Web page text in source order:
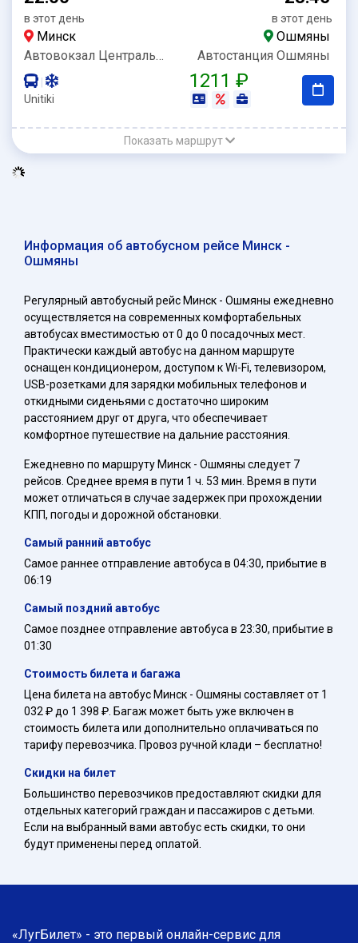
в этот день в этот день
Минск
Ошмяны
Автовокзал Центральный
Автостанция Ошмяны
Unitiki
1211 ₽
Показать маршрут
Информация об автобусном рейсе Минск -
Ошмяны
Регулярный автобусный рейс Минск - Ошмяны ежедневно
осуществляется на современных комфортабельных
автобусах вместимостью от 0 до 0 посадочных мест.
Практически каждый автобус на данном маршруте
оснащен кондиционером, доступом к Wi-Fi, телевизором,
USB-розетками для зарядки мобильных телефонов и
откидными сиденьями с достаточно широким
расстоянием друг от друга, что обеспечивает
комфортное путешествие на дальние расстояния.
Ежедневно по маршруту Минск - Ошмяны следует 7
рейсов. Среднее время в пути 1 ч. 53 мин. Время в пути
может отличаться в случае задержек при прохождении
КПП, погоды и дорожной обстановки.
Самый ранний автобус
Самое раннее отправление автобуса в 04:30, прибытие в
06:19
Самый поздний автобус
Самое позднее отправление автобуса в 23:30, прибытие в
01:30
Стоимость билета и багажа
Цена билета на автобус Минск - Ошмяны составляет от 1
032 ₽ до 1 398 ₽. Багаж может быть уже включен в
стоимость билета или дополнительно оплачиваться по
тарифу перевозчика. Провоз ручной клади – бесплатно!
Скидки на билет
Большинство перевозчиков предоставляют скидки для
отдельных категорий граждан и пассажиров с детьми.
Если на выбранный вами автобус есть скидки, то они
будут применены перед оплатой.
«ЛугБилет» - это первый онлайн-сервис для